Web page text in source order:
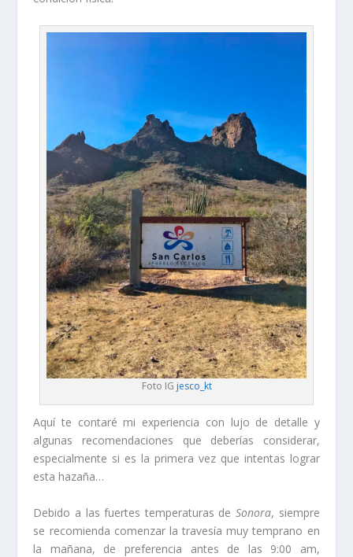
Foto IG jesco_kt
Aquí te contaré mi experiencia con lujo de detalle y
algunas recomendaciones que deberías considerar,
especialmente si es la primera vez que intentas lograr
esta hazaña…
Debido a las fuertes temperaturas de Sonora, siempre
se recomienda comenzar la travesía muy temprano en
la mañana, de preferencia antes de las 9:00 am,